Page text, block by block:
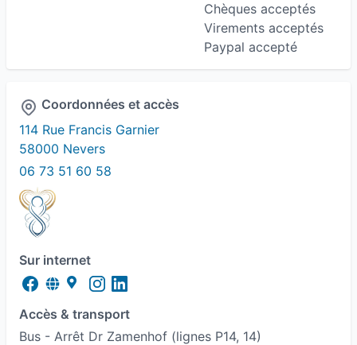
Difficultés et troubles des apprentissages
Enfant
État de Stress post traumatique
Gestion de la douleur
Gestion des émotions
Gestion des traumatismes
HPI / HPE
Manque de confiance en soi
Chèques acceptés
Virements acceptés
Paypal accepté
Coordonnées et accès
114 Rue Francis Garnier
58000 Nevers
06 73 51 60 58
Sur internet
Accès & transport
Bus - Arrêt Dr Zamenhof (lignes P14, 14)